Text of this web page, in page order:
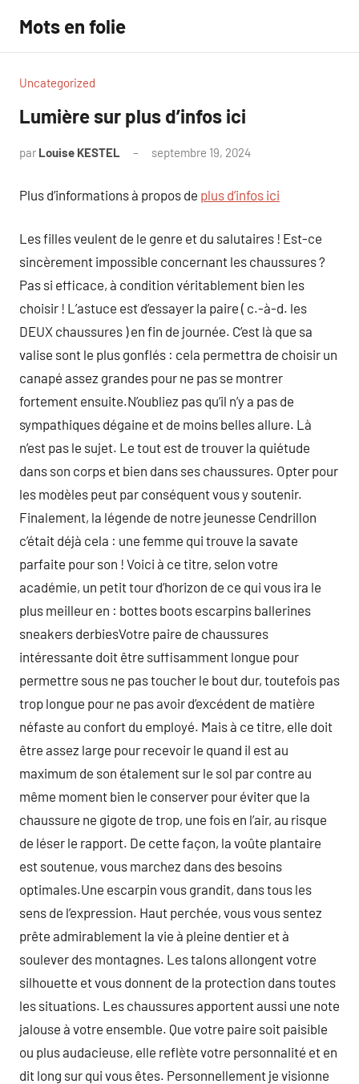
contenu
Mots en folie
Uncategorized
Lumière sur plus d’infos ici
par Louise KESTEL septembre 19, 2024
Plus d’informations à propos de plus d’infos ici
Les filles veulent de le genre et du salutaires ! Est-ce
sincèrement impossible concernant les chaussures ?
Pas si efficace, à condition véritablement bien les
choisir ! L’astuce est d’essayer la paire ( c.-à-d. les
DEUX chaussures ) en fin de journée. C’est là que sa
valise sont le plus gonflés : cela permettra de choisir un
canapé assez grandes pour ne pas se montrer
fortement ensuite.N’oubliez pas qu’il n’y a pas de
sympathiques dégaine et de moins belles allure. Là
n’est pas le sujet. Le tout est de trouver la quiétude
dans son corps et bien dans ses chaussures. Opter pour
les modèles peut par conséquent vous y soutenir.
Finalement, la légende de notre jeunesse Cendrillon
c’était déjà cela : une femme qui trouve la savate
parfaite pour son ! Voici à ce titre, selon votre
académie, un petit tour d’horizon de ce qui vous ira le
plus meilleur en : bottes boots escarpins ballerines
sneakers derbiesVotre paire de chaussures
intéressante doit être suffisamment longue pour
permettre sous ne pas toucher le bout dur, toutefois pas
trop longue pour ne pas avoir d’excédent de matière
néfaste au confort du employé. Mais à ce titre, elle doit
être assez large pour recevoir le quand il est au
maximum de son étalement sur le sol par contre au
même moment bien le conserver pour éviter que la
chaussure ne gigote de trop, une fois en l’air, au risque
de léser le rapport. De cette façon, la voûte plantaire
est soutenue, vous marchez dans des besoins
optimales.Une escarpin vous grandit, dans tous les
sens de l’expression. Haut perchée, vous vous sentez
prête admirablement la vie à pleine dentier et à
soulever des montagnes. Les talons allongent votre
silhouette et vous donnent de la protection dans toutes
les situations. Les chaussures apportent aussi une note
jalouse à votre ensemble. Que votre paire soit paisible
ou plus audacieuse, elle reflète votre personnalité et en
dit long sur qui vous êtes. Personnellement je visionne